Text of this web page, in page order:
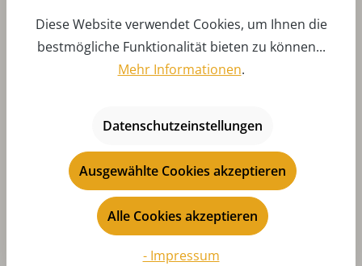
Wie muss ich die Flügel meiner
Weihnachtspyramide einstellen?
Produktgalerie überspringen
Diese Website verwendet Cookies, um Ihnen die
bestmögliche Funktionalität bieten zu können...
Mehr Informationen.
Datenschutzeinstellungen
Ausgewählte Cookies akzeptieren
Alle Cookies akzeptieren
- Impressum